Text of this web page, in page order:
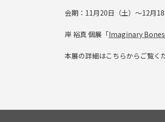
会期：11月20日（土）〜12月18
岸 裕真 個展「Imaginary Bones
本展の詳細はこちらからご覧く